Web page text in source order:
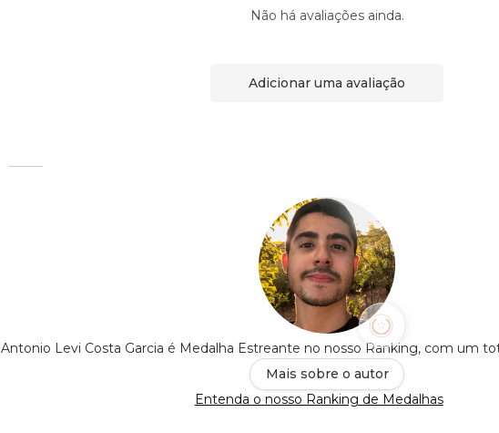
Não há avaliações ainda.
Adicionar uma avaliação
Antonio Levi Costa Garcia é Medalha Estreante no nosso Ranking, com um
Mais sobre o autor
Entenda o nosso Ranking de Medalhas